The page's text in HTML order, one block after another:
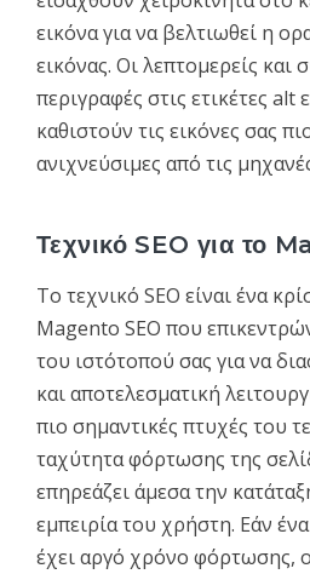
εικόνα για να βελτιωθεί η
εικόνας. Οι λεπτομερείς και
περιγραφές στις ετικέτες alt
καθιστούν τις εικόνες σας
ανιχνεύσιμες από τις
Τεχνικό SEO για το
Το τεχνικό SEO είναι ένα
Magento SEO που
του ιστότοπού σας για να
και αποτελεσματική
πιο σημαντικές πτυχές του
ταχύτητα φόρτωσης της
επηρεάζει άμεσα την
εμπειρία του χρήστη. Εάν
έχει αργό χρόνο φόρτωσης,